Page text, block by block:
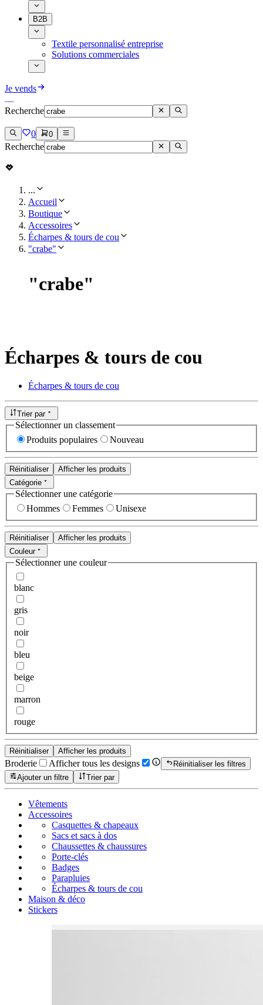
B2B
Textile personnalisé entreprise
Solutions commerciales
Je vends
Recherche
0 0
Recherche
...
Accueil
Boutique
Accessoires
Écharpes & tours de cou
"crabe"
"crabe"
Écharpes & tours de cou
Écharpes & tours de cou
Trier par
Sélectionner un classement
Produits populaires
Nouveau
Réinitialiser
Afficher les produits
Catégorie
Sélectionner une catégorie
Hommes
Femmes Unisexe
Réinitialiser
Afficher les produits
Couleur
Sélectionner une couleur
blanc
gris
noir
bleu
beige
marron
rouge
Réinitialiser Afficher les produits
Broderie Afficher tous les designs
Réinitialiser les filtres
Ajouter un filtre
Trier par
Vêtements
Accessoires
Casquettes & chapeaux
Sacs et sacs à dos
Chaussettes & chaussures
Porte-clés
Badges
Parapluies
Écharpes & tours de cou
Maison & déco
Stickers